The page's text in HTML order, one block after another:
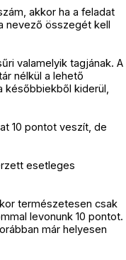
akkor ha a feladat
nevező összegét kell
valamelyik tagjának. A
nélkül a lehető
későbbiekből kiderül,
10 pontot veszít, de
esetleges
természetesen csak
levonunk 10 pontot.
már helyesen